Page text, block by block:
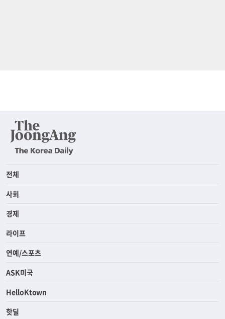
전체
사회
경제
라이프
연예/스포츠
ASK미국
HelloKtown
핫딜